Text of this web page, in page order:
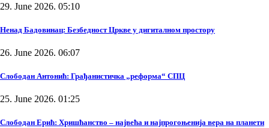
29. June 2026. 05:10
Ненад Бадовинац: Безбедност Цркве у дигиталном простору
26. June 2026. 06:07
Слободан Антонић: Грађанистичка „реформа“ СПЦ
25. June 2026. 01:25
Слободан Ерић: Хришћанство – највећа и најпрогоњенија вера на планети